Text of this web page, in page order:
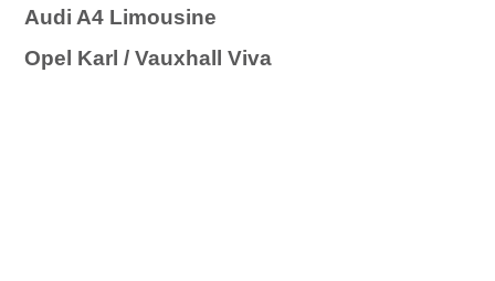
Audi A4 Limousine
Opel Karl / Vauxhall Viva